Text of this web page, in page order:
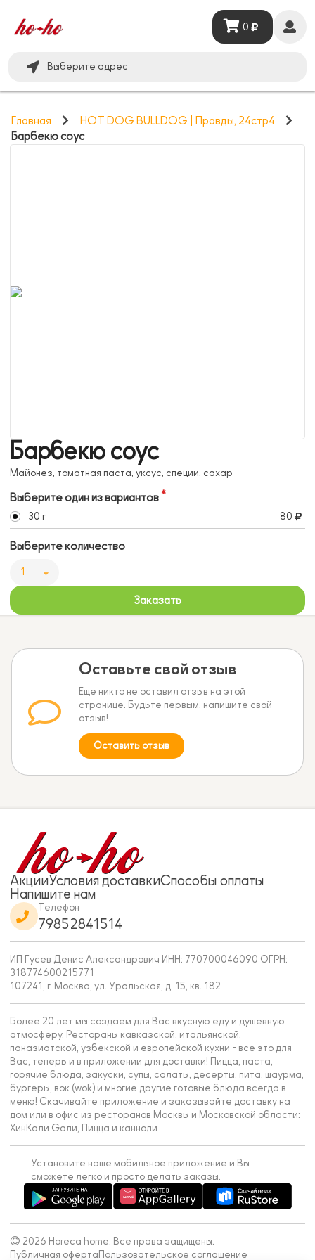
Выберите адрес
0
Главная
HOT DOG BULLDOG | Правды, 24стр4
Барбекю соус
Барбекю соус
Майонез, томатная паста, уксус, специи, сахар
Выберите один из вариантов
30 г 80
Выберите количество
1
Заказать
Оставьте свой отзыв
Еще никто не оставил отзыв на этой
странице. Будьте первым, напишите свой
отзыв!
Оставить отзыв
АкцииУсловия доставкиСпособы оплаты
Напишите нам
Телефон
79852841514
ИП Гусев Денис Александрович ИНН: 770700046090 ОГРН:
318774600215771
107241, г. Москва, ул. Уральская, д. 15, кв. 182
Более 20 лет мы создаем для Вас вкусную еду и душевную
атмосферу. Рестораны кавказской, итальянской,
паназиатской, узбекской и европейской кухни - все это для
Вас, теперь и в приложении для доставки! Пицца, паста,
горячие блюда, закуски, супы, салаты, десерты, пита, шаурма,
бургеры, вок (wok) и многие другие готовые блюда всегда в
меню! Скачивайте приложение и заказывайте доставку на
дом или в офис из ресторанов Москвы и Московской области:
ХинКали Gали, Пицца и канноли
Установите наше мобильное приложение и Вы
сможете легко и просто делать заказы.
© 2026 Horeca home. Все права защищены.
Публичная оферта Пользовательское соглашение